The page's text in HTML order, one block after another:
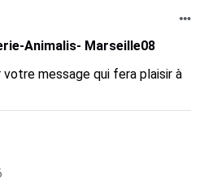
Animalis- Marseille08
message qui fera plaisir à